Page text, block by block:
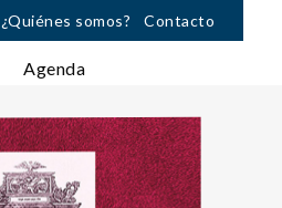
¿Quiénes somos? Contacto
Agenda